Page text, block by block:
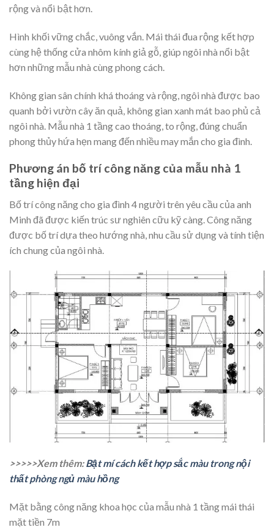
rộng và nổi bật hơn.
Hình khối vững chắc, vuông vắn. Mái thái đua rộng kết hợp
cùng hệ thống cửa nhôm kính giả gỗ, giúp ngôi nhà nổi bật
hơn những mẫu nhà cùng phong cách.
Không gian sân chính khá thoáng và rộng, ngôi nhà được bao
quanh bởi vườn cây ăn quả, không gian xanh mát bao phủ cả
ngôi nhà. Mẫu nhà 1 tầng cao thoáng, to rộng, đúng chuẩn
phong thủy hứa hẹn mang đến nhiều may mắn cho gia đình.
Phương án bố trí công năng của mẫu nhà 1
tầng hiện đại
Bố trí công năng cho gia đình 4 người trên yêu cầu của anh
Minh đã được kiến trúc sư nghiên cữu kỹ càng. Công năng
được bố trí dựa theo hướng nhà, nhu cầu sử dụng và tính tiện
ích chung của ngôi nhà.
>>>>>Xem thêm:Bật mí cách kết hợp sắc màu trong nội
thất phòng ngủ màu hồng
Mặt bằng công năng khoa học của mẫu nhà 1 tầng mái thái
mặt tiền 7m